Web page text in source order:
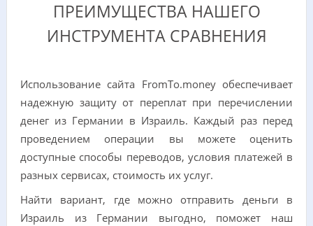
ПРЕИМУЩЕСТВА НАШЕГО
ИНСТРУМЕНТА СРАВНЕНИЯ
Использование сайта FromTo.money обеспечивает
надежную защиту от переплат при перечислении
денег из Германии в Израиль. Каждый раз перед
проведением операции вы можете оценить
доступные способы переводов, условия платежей в
разных сервисах, стоимость их услуг.
Найти вариант, где можно отправить деньги в
Израиль из Германии выгодно, поможет наш